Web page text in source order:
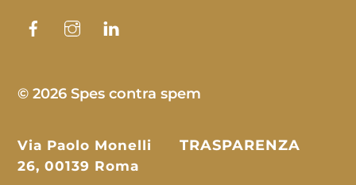
FacebookInstagram
© 2026 Spes contra spem
Via Paolo Monelli
26, 00139 Roma
TRASPARENZA